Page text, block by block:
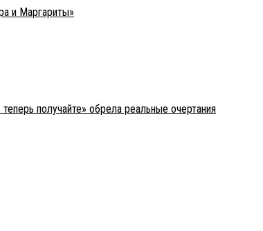
и Маргариты»
получайте» обрела реальные очертания